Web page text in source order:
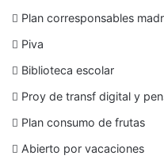
Plan corresponsables
Piva
Biblioteca escolar
Proy de transf digital y
Plan consumo de frutas
Abierto por vacaciones